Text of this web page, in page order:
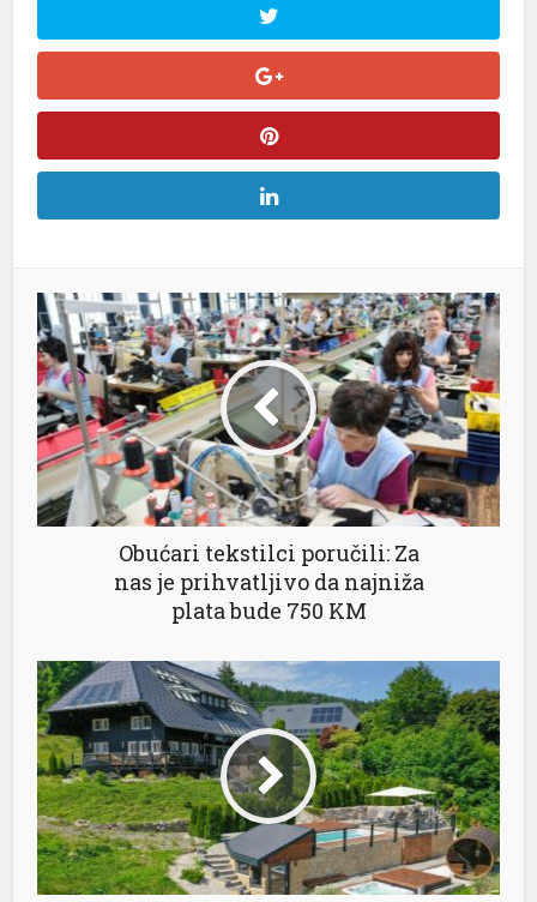
Obućari tekstilci poručili: Za
nas je prihvatljivo da najniža
plata bude 750 KM